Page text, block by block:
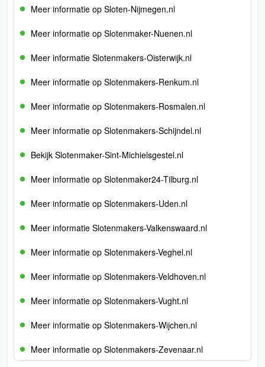
Meer informatie op Sloten-Nijmegen.nl
Meer informatie op Slotenmaker-Nuenen.nl
Meer informatie Slotenmakers-Oisterwijk.nl
Meer informatie op Slotenmakers-Renkum.nl
Meer informatie op Slotenmakers-Rosmalen.nl
Meer informatie op Slotenmakers-Schijndel.nl
Bekijk Slotenmaker-Sint-Michielsgestel.nl
Meer informatie op Slotenmaker24-Tilburg.nl
Meer informatie op Slotenmakers-Uden.nl
Meer informatie Slotenmakers-Valkenswaard.nl
Meer informatie op Slotenmakers-Veghel.nl
Meer informatie op Slotenmakers-Veldhoven.nl
Meer informatie op Slotenmakers-Vught.nl
Meer informatie op Slotenmakers-Wijchen.nl
Meer informatie op Slotenmakers-Zevenaar.nl